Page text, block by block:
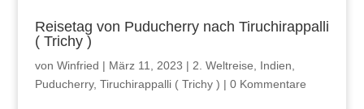
Reisetag von Puducherry nach Tiruchirappalli
( Trichy )
von Winfried | März 11, 2023 | 2. Weltreise Indien
Puducherry, Tiruchirappalli ( Trichy ) | 0 Kommentare